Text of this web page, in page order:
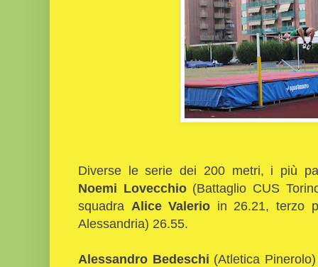
Diverse le serie dei 200 metri, i più
Noemi Lovecchio(Battaglio CUS
squadra Alice Valerio in 26.21, terzo
Alessandria) 26.55.
Alessandro Bedeschi (Atletica